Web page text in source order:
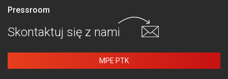
Pressroom
Skontaktuj się z nami
MPE PTK